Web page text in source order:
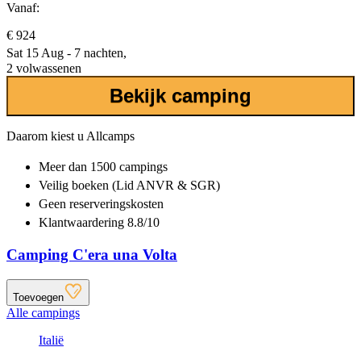
Vanaf:
€ 924
Sat 15 Aug - 7 nachten,
2 volwassenen
Bekijk camping
Daarom kiest u Allcamps
Meer dan 1500 campings
Veilig boeken (Lid ANVR & SGR)
Geen reserveringskosten
Klantwaardering 8.8/10
Camping C'era una Volta
Toevoegen
Alle campings
Italië